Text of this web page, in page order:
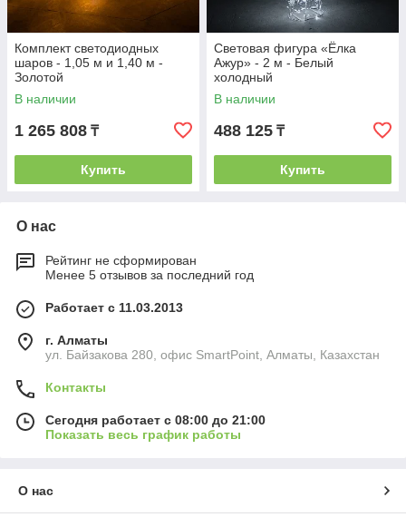
Комплект светодиодных
шаров - 1,05 м и 1,40 м -
Золотой
В наличии
1 265 808 ₸
Купить
Световая фигура «Ёлка
Ажур» - 2 м - Белый
холодный
В наличии
488 125 ₸
Купить
О нас
Рейтинг не сформирован
Менее 5 отзывов за последний год
Работает с 11.03.2013
г. Алматы
ул. Байзакова 280, офис SmartPoint, Алматы, Казахстан
Контакты
Сегодня работает с 08:00 до 21:00
Показать весь график работы
О нас